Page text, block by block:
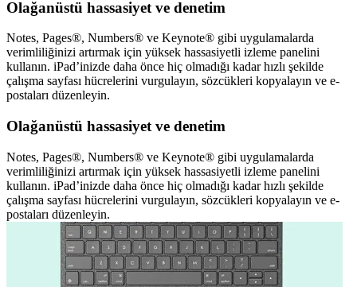
Olağanüstü hassasiyet ve denetim
Notes, Pages®, Numbers® ve Keynote® gibi uygulamalarda
verimliliğinizi artırmak için yüksek hassasiyetli izleme panelini
kullanın. iPad’inizde daha önce hiç olmadığı kadar hızlı şekilde
çalışma sayfası hücrelerini vurgulayın, sözcükleri kopyalayın ve e-
postaları düzenleyin.
Olağanüstü hassasiyet ve denetim
Notes, Pages®, Numbers® ve Keynote® gibi uygulamalarda
verimliliğinizi artırmak için yüksek hassasiyetli izleme panelini
kullanın. iPad’inizde daha önce hiç olmadığı kadar hızlı şekilde
çalışma sayfası hücrelerini vurgulayın, sözcükleri kopyalayın ve e-
postaları düzenleyin.